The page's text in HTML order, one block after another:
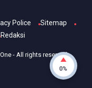
Police
Sitemap
Redaksi
- All rights reserved.
0%